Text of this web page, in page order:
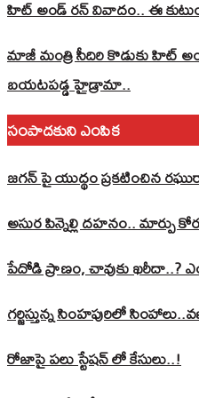
హిట్ అండ్ రన్ వివాదం.. ఈ
మాజీ మంత్రి సీదిరి కొడుకు హిట్
బయటపడ్డ హైడ్రామా..
సంపాదకుని ఎంపిక
జగన్ పై యుద్థం ప్రకటించిన
అసుర పిన్నెల్లి దహనం.. మార్పు
పేదోడి ప్రాణం, చావుకు ఖరీదా..?
గర్జిస్తున్న సింహపురిలో
రోజాపై పలు స్టేషన్ లో కేసులు..!